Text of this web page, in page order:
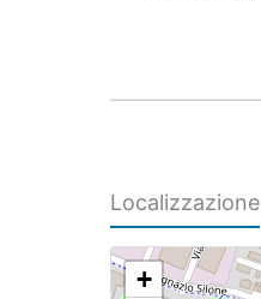
Localizzazione
+